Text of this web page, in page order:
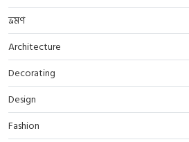
ভ্রমণ
Architecture
Decorating
Design
Fashion